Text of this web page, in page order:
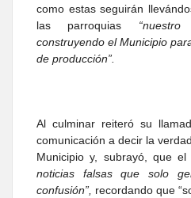
como estas seguirán
las parroquias
construyendo el Municipio
de producción”.
Al culminar reiteró su
comunicación a decir la
Municipio y, subrayó, que
noticias falsas que solo
confusión”, recordando que